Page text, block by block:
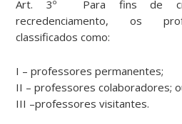
Art. 3º Para fins de
recredenciamento, os
classificados como:
I – professores permanentes;
II – professores colaboradores;
III –professores visitantes.